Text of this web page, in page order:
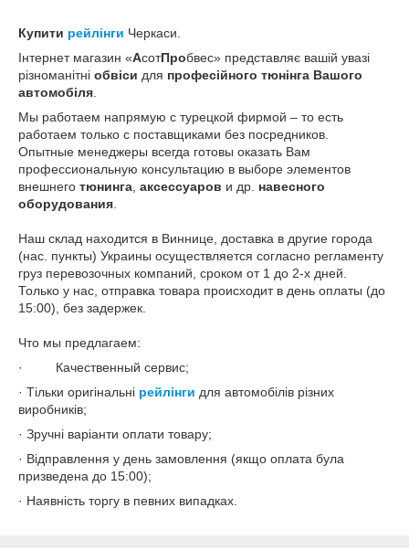
Купити рейлінги Черкаси.
Інтернет магазин «АсотПробвес» представляє вашій увазі
різноманітні обвіси для професійного тюнінга Вашого
автомобіля
Мы работаем напрямую с турецкой фирмой – то есть
работаем только с поставщиками без посредников.
Опытные менеджеры всегда готовы оказать Вам
профессиональную консультацию в выборе элементов
внешнего тюнинга аксессуаров и др. навесного
оборудования
Наш склад находится в Виннице, доставка в другие города
(нас. пункты) Украины осуществляется согласно регламенту
груз перевозочных компаний, сроком от 1 до 2-х дней.
Только у нас, отправка товара происходит в день оплаты (до
15:00), без задержек.
Что мы предлагаем:
· Качественный сервис;
· Тільки оригінальні рейлінги для автомобілів різних
виробників;
· Зручні варіанти оплати товару;
· Відправлення у день замовлення (якщо оплата була
призведена до 15:00);
· Наявність торгу в певних випадках.